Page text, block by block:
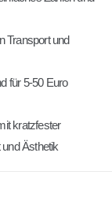
Transport und
für 5-50 Euro
kratzfester
Ästhetik